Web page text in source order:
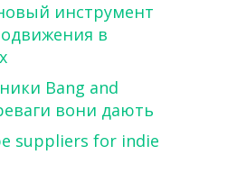
инструмент
в
Bang and
вони дають
suppliers for indie